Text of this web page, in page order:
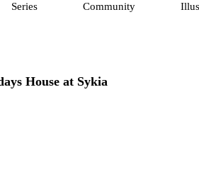
Series Community
House at Sykia